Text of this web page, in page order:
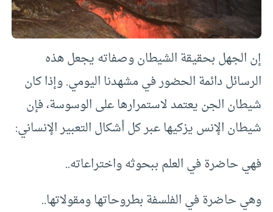
إن الجهل بحقيقة الشيطان وصفاته يجعل هذه
الرسائل دائمة الحضور في مشهدنا اليومي. وإذا كان
شيطان الجن يعتمد لاستمرارها على الوسوسة، فإن
شيطان الإنس يزكيها عبر كل أشكال التعبير الإنساني:
فهي حاضرة في العلم ببحوثه واختراعاته..
وهي حاضرة في الفلسفة بطروحاتها ومقولاتها..